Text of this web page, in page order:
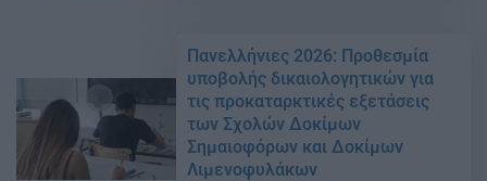
Πανελλήνιες 2026: Προθεσμία
υποβολής δικαιολογητικών για
τις προκαταρκτικές εξετάσεις
των Σχολών Δοκίμων
Σημαιοφόρων και Δοκίμων
Λιμενοφυλάκων